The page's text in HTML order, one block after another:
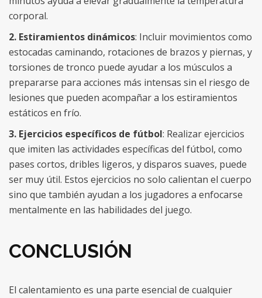
corporal.
2. Estiramientos dinámicos: Incluir movimientos como
estocadas caminando, rotaciones de brazos y piernas, y
torsiones de tronco puede ayudar a los músculos a
prepararse para acciones más intensas sin el riesgo de
lesiones que pueden acompañar a los estiramientos
estáticos en frío.
3. Ejercicios específicos de fútbol: Realizar ejercicios
que imiten las actividades específicas del fútbol, como
pases cortos, dribles ligeros, y disparos suaves, puede
ser muy útil. Estos ejercicios no solo calientan el cuerpo
sino que también ayudan a los jugadores a enfocarse
mentalmente en las habilidades del juego.
CONCLUSIÓN
El calentamiento es una parte esencial de cualquier